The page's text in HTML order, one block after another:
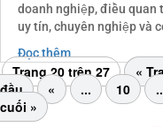
doanh nghiệp, điều quan
uy tín, chuyên nghiệp và
Đọc thêm
Trang 20 trên 27
«
đầu
« ... 10
cuối »